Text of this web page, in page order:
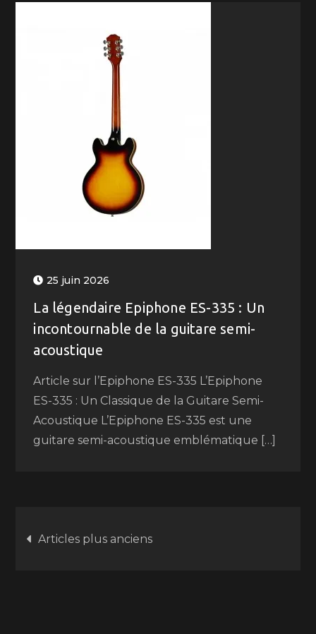
25 juin 2026
La légendaire Epiphone ES-335 : Un
incontournable de la guitare semi-
acoustique
Article sur l’Epiphone ES-335 L’Epiphone
ES-335 : Un Classique de la Guitare Semi-
Acoustique L’Epiphone ES-335 est une
guitare semi-acoustique emblématique […]
Navigation
Articles plus anciens